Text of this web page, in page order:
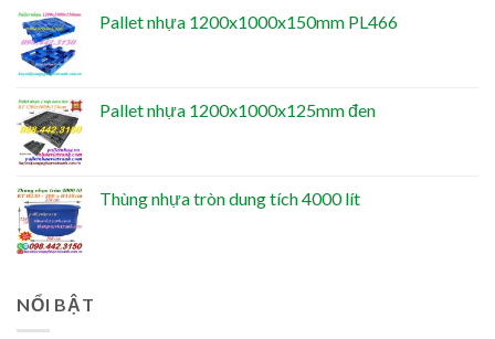
Pallet nhựa 1200x1000x150mm PL466
Pallet nhựa 1200x1000x125mm đen
Thùng nhựa tròn dung tích 4000 lít
NỔI BẬT